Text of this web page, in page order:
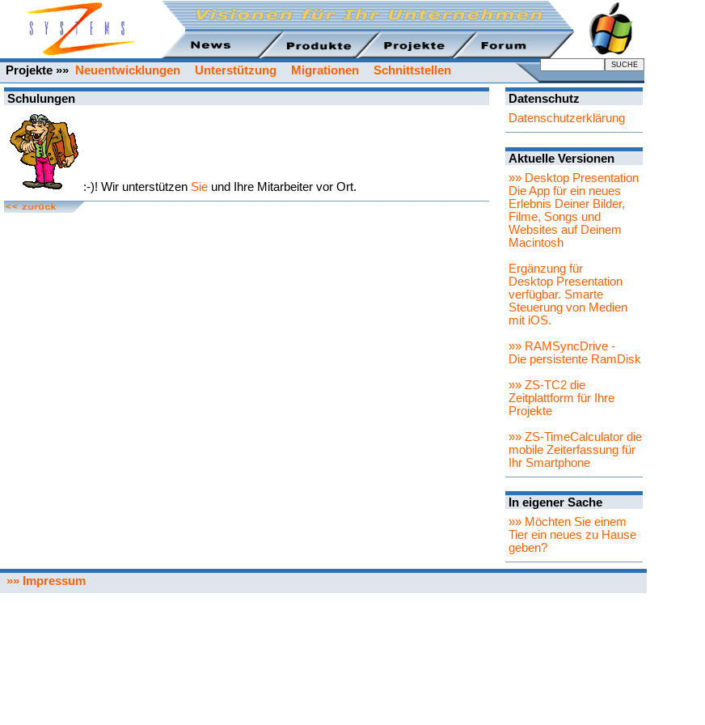
Projekte »» Neuentwicklungen Unterstützung Migrationen Schnittstellen
Schulungen
:-)! Wir unterstützen Sie und Ihre Mitarbeiter vor Ort.
Datenschutz
Datenschutzerklärung
Aktuelle Versionen
»» Desktop Presentation
Die App für ein neues
Erlebnis Deiner Bilder,
Filme, Songs und
Websites auf Deinem
Macintosh
Ergänzung für
Desktop Presentation
verfügbar. Smarte
Steuerung von Medien
mit iOS.
»» RAMSyncDrive -
Die persistente RamDisk
»» ZS-TC2 die
Zeitplattform für Ihre
Projekte
»» ZS-TimeCalculator die
mobile Zeiterfassung für
Ihr Smartphone
In eigener Sache
»» Möchten Sie einem
Tier ein neues zu Hause
geben?
»» Impressum